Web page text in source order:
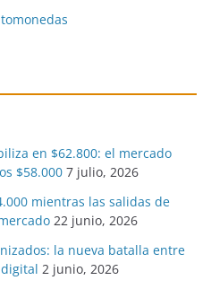
en $62.800: el mercado
$58.000 7 julio, 2026
mientras las salidas de
22 junio, 2026
la nueva batalla entre
2 junio, 2026